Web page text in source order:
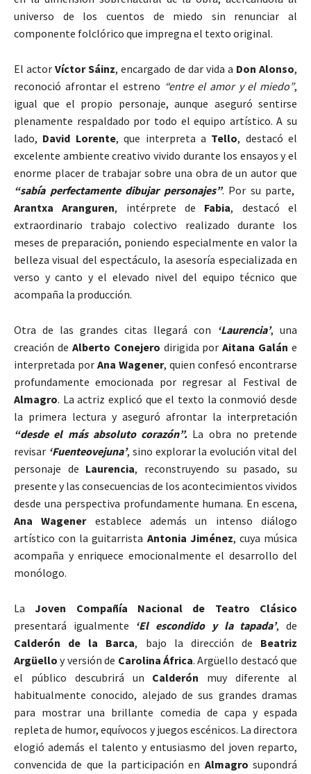
universo de los cuentos de miedo sin renunciar al
componente folclórico que impregna el texto original.
El actorVíctor Sáinz, encargado de dar vida a Don Alonso,
reconoció afrontar el estreno “entre el amor y el miedo”,
igual que el propio personaje, aunque aseguró sentirse
plenamente respaldado por todo el equipo artístico. A su
lado, David Lorente, que interpreta a Tello, destacó el
excelente ambiente creativo vivido durante los ensayos y el
enorme placer de trabajar sobre una obra de un autor que
“sabía perfectamente dibujar personajes”. Por su parte,
Arantxa Aranguren, intérprete de Fabia, destacó el
extraordinario trabajo colectivo realizado durante los
meses de preparación, poniendo especialmente en valor la
belleza visual del espectáculo, la asesoría especializada en
verso y canto y el elevado nivel del equipo técnico que
acompaña la producción.
Otra de las grandes citas llegará con ‘Laurencia’, una
creación de Alberto Conejero dirigida porAitana Galán e
interpretada por Ana Wagener, quien confesó encontrarse
profundamente emocionada por regresar al Festival de
Almagro. La actriz explicó que el texto la conmovió desde
la primera lectura y aseguró afrontar la interpretación
“desde el más absoluto corazón”. La obra no pretende
revisar ‘Fuenteovejuna’, sino explorar la evolución vital del
personaje de Laurencia, reconstruyendo su pasado, su
presente y las consecuencias de los acontecimientos vividos
desde una perspectiva profundamente humana. En escena,
Ana Wagenerestablece además un intenso diálogo
artístico con la guitarrista Antonia Jiménez, cuya música
acompaña y enriquece emocionalmente el desarrollo del
monólogo.
LaJoven Compañía Nacional de Teatro Clásico
presentará igualmente ‘El escondido y la tapada’, de
Calderón de la Barca, bajo la dirección de Beatriz
Argüello y versión de Carolina África. Argüello destacó que
el público descubrirá un Calderón muy diferente al
habitualmente conocido, alejado de sus grandes dramas
para mostrar una brillante comedia de capa y espada
repleta de humor, equívocos y juegos escénicos. La directora
elogió además el talento y entusiasmo del joven reparto,
convencida de que la participación en Almagro supondrá